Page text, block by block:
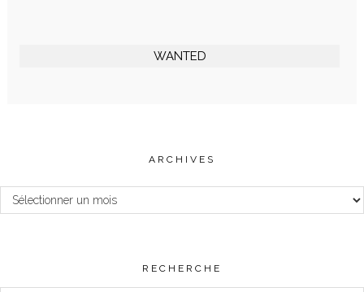
WANTED
ARCHIVES
Archives
RECHERCHE